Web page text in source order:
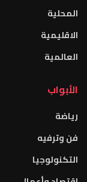
المحلية
الاقليمية
العالمية
الأبواب
رياضة
فن وترفيه
التكنولوجيا